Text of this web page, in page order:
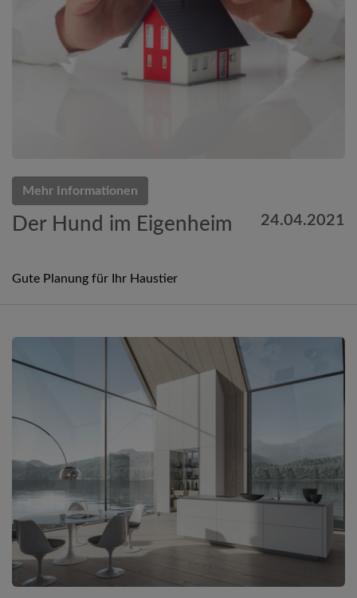
Mehr Informationen
Der Hund im Eigenheim 24.04.2021
Gute Planung für Ihr Haustier